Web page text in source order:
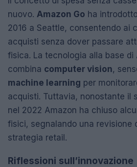
nuovo. Amazon Go ha
2016 a Seattle, consentendo ai
acquisti senza dover passare
fisica. La tecnologia alla base di
combina computer vision,
machine learning per
acquisti. Tuttavia, nonostante il
nel 2022 Amazon ha chiuso
fisici, segnalando una revisione
strategia retail.
Riflessioni sull’innovazione